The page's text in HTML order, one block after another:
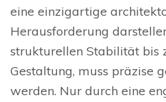
eine einzigartige
Herausforderung
strukturellen Stabilität bis
Gestaltung, muss präzise
werden. Nur durch eine